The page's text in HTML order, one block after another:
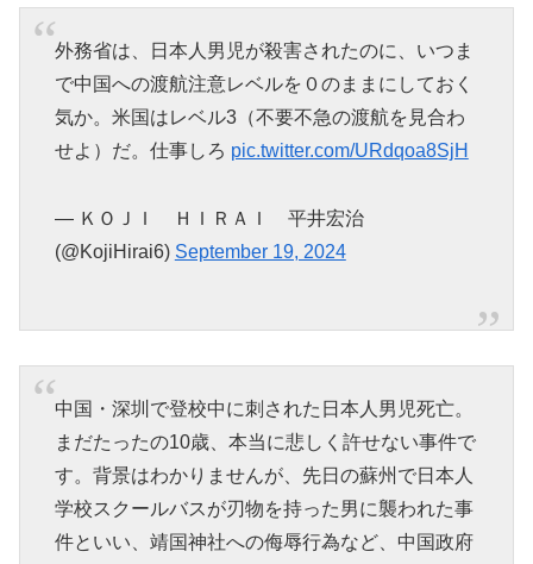
外務省は、日本人男児が殺害されたのに、いつま
で中国への渡航注意レベルを０のままにしておく
気か。米国はレベル3（不要不急の渡航を見合わ
せよ）だ。仕事しろ pic.twitter.com/URdqoa8SjH
— ＫＯＪＩ ＨＩＲＡＩ 平井宏治
(@KojiHirai6) September 19, 2024
中国・深圳で登校中に刺された日本人男児死亡。
まだたったの10歳、本当に悲しく許せない事件で
す。背景はわかりませんが、先日の蘇州で日本人
学校スクールバスが刃物を持った男に襲われた事
件といい、靖国神社への侮辱行為など、中国政府